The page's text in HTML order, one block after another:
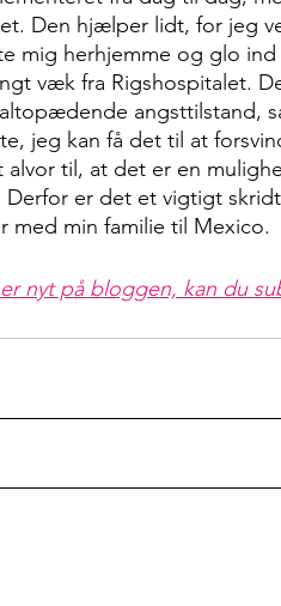
Den hjælper lidt, for jeg
mig herhjemme og glo
væk fra Rigshospitalet.
angsttilstand,
jeg kan få det til at
til, at det er en
er det et vigtigt
med min familie til Mexico.
nyt på bloggen, kan du